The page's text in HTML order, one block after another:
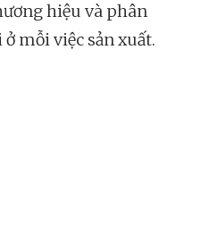
hiệu và phân
mỗi việc sản xuất.